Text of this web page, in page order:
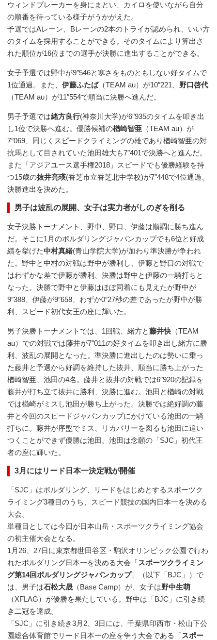
ウィンドブレーカーを身にまとい、カイロを使いながら自分
の順番を待っている様子がうかがえた。
予選ではAレーン、Bレーンの2本のトライが認められ、いい方
のタイムを採用することができる。そのタイムにより算出さ
れた順位が16位までの選手が決勝に進出することができる。
女子予選では野中が9″546と寒さをものともしない好タイムで
1位通過。また、 伊藤ふたば（TEAM au）が10″221、 野口啓代
（TEAM au）が11″554で順当に決勝へ進んだ。
男子予選では緒方良行(神奈川大学)が6″935のタイムを叩き出
し1位で決勝へ進む。優勝候補の楢崎智亜 （TEAM au）が
7″069、同じくスピードクライミングの雄であり楢崎智亜の対
抗馬として目されていた池田雄大も7″401で決勝へと進んだ。
また「アジアユース選手権2018」スピードでも優勝経験を持
つ15歳の抜井亮瑛(香芝市立香芝北中学校)が7″448で4位通過、
決勝進出を決めた。
男子は波乱の展開、女子は実力者がしのぎを削る
女子決勝トーナメント、野中、野口、伊藤は順調に勝ち進ん
だ。そこに1月のボルダリングジャパンカップでも6位と好成
績を挙げた中村真緒(青山学院大学)が加わり準決勝が争われ
た。野中と中村の対戦は野中が勝利し、伊藤と野口の対戦で
はわずかな差で伊藤が勝利、決勝は野中と伊藤の一騎打ちと
なった。決勝で野中と伊藤はほぼ同着にも見えたが野中が
9″388、伊藤が9″658、わずか0″27秒の差であったが野中が勝
利、スピード初代女王の座に輝いた。
男子決勝トーナメントでは、1回戦、緒方と藤井快 （TEAM
au）での対戦では藤井が7″011の好タイムを叩き出し緒方に勝
利、波乱の展開となった。準決勝に進出したのは勢いに乗っ
た藤井と予選から好調を維持した抜井、順当に勝ち上がった
楢崎智亜、池田の4名。藤井と抜井の対戦では6″920の記録を
藤井が打ち立て抜井に勝利、決勝に進む。池田と楢崎の対戦
では楢崎がミスし池田が勝ち上がった。決勝では絶好調の藤
井と今回のスピードジャパンカップにかけている池田の一騎
打ちに。藤井が序盤でミス、リカバリーを図るも池田に追い
つくことができず優勝は池田。池田は念願の「SJC」初代王
者の座に輝いた。
3月にはリード日本一決定戦が開催
「SJC」はボルダリング、リードをはじめとするスポーツク
ライミング3種目のうち、スピード競技の国内日本一を決める
大会。
単種目としては今回が日本山岳・スポーツクライミング協会
の初主催大会となる。
1月26、27日に東京都世田谷区・駒沢オリンピック公園で行わ
れたボルダリング日本一を決める大会「スポーツクライミン
グ第14回ボルダリングジャパンカップ」（以下「BJC」）で
は、男子は石松大晟 （Base Camp）が、女子は野中生萌
（XFLAG）が優勝を果たしている。野中は「BJC」に引き続
き二冠を達成。
「SJC」に引き続き3月2、3日には、千葉県印西市・松山下公
園総合体育館でリード日本一の座を争う大会である「スポー